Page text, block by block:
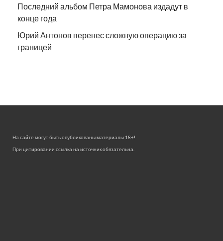
Последний альбом Петра Мамонова издадут в
конце года
Юрий Антонов перенес сложную операцию за
границей
На сайте могут быть опубликованы материалы 18+!
При цитировании ссылка на источник обязательна.